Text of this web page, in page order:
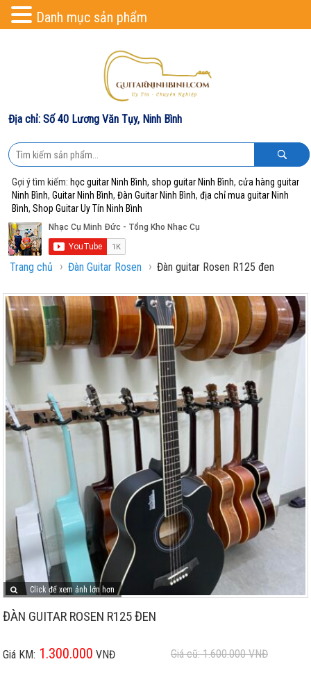
Địa chỉ: Số 40 Lương Văn Tụy, Ninh Bình
Gợi ý tìm kiếm: học guitar Ninh Bình, shop guitar Ninh Bình,cửa hàng guitar
Ninh Bình,Guitar Ninh Bình,Đàn Guitar Ninh Bình,địa chỉ mua guitar Ninh
Bình,Shop Guitar Uy Tín Ninh Bình
Trang chủ › Đàn Guitar Rosen › Đàn guitar Rosen R125 đen
Click để xem ảnh lớn hơn
ĐÀN GUITAR ROSEN R125 ĐEN
Giá KM: 1.300.000 VNĐ Giá cũ: 1.600.000VNĐ
Danh mục sản phẩm